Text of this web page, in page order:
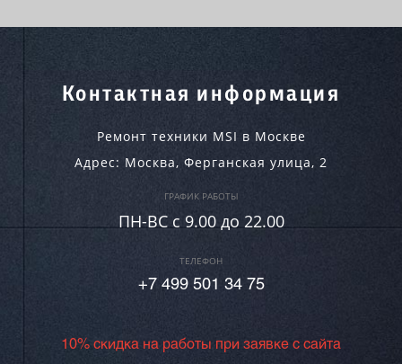
Контактная информация
Ремонт техники MSI в Москве
Адрес: Москва, Ферганская улица, 2
ГРАФИК РАБОТЫ
ПН-ВC c 9.00 до 22.00
ТЕЛЕФОН
+7 499 501 34 75
10% скидка на работы при заявке с сайта